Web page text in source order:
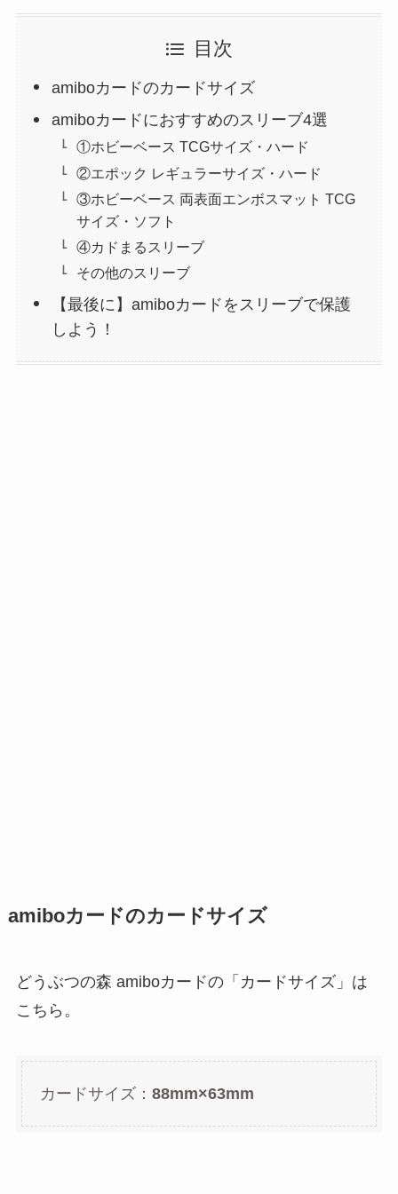
目次
amiboカードのカードサイズ
amiboカードにおすすめのスリーブ4選
①ホビーベース TCGサイズ・ハード
②エポック レギュラーサイズ・ハード
③ホビーベース 両表面エンボスマット TCG
サイズ・ソフト
④カドまるスリーブ
その他のスリーブ
【最後に】amiboカードをスリーブで保護
しよう！
amiboカードのカードサイズ
どうぶつの森 amiboカードの「カードサイズ」は
こちら。
カードサイズ： 88mm×63mm